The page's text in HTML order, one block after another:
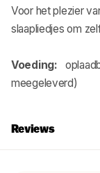
Voor het plezier
slaapliedjes om
Voeding:
meegeleverd)
Reviews